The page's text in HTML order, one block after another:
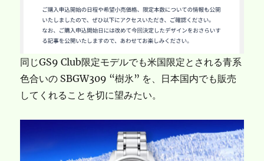
同じGS9 Club限定モデルでも米国限定とされる青系
色合いの SBGW309 “樹氷” を、日本国内でも販売
してくれることを切に望みたい。